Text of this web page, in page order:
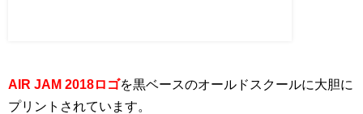
AIR JAM 2018ロゴを黒ベースのオールドスクールに大胆に
プリントされています。